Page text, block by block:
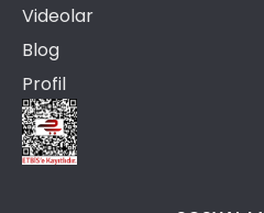
Videolar
Blog
Profil